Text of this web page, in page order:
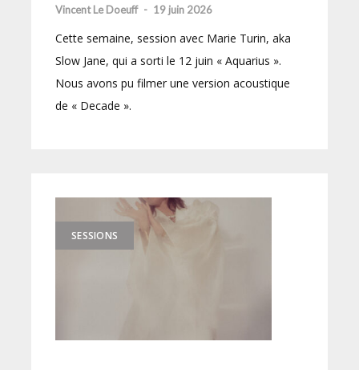
Vincent Le Doeuff - 19 juin 2026
Cette semaine, session avec Marie Turin, aka
Slow Jane, qui a sorti le 12 juin « Aquarius ».
Nous avons pu filmer une version acoustique
de « Decade ».
SESSIONS